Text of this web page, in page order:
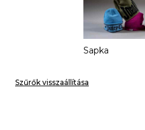
Sapka
Szűrők visszaállítása